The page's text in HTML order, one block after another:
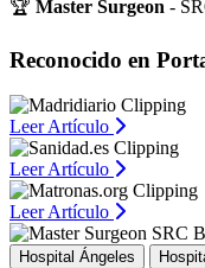
🏆 Master Surgeon -
Reconocido en
Leer Artículo
Leer Artículo
Leer Artículo
Hospital Ángeles